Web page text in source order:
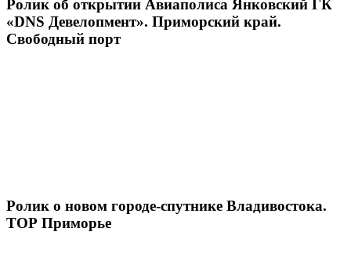
Ролик об открытии Авиаполиса Янковский ГК
«DNS Девелопмент». Приморский край.
Свободный порт
Ролик о новом городе-спутнике Владивостока.
ТОР Приморье